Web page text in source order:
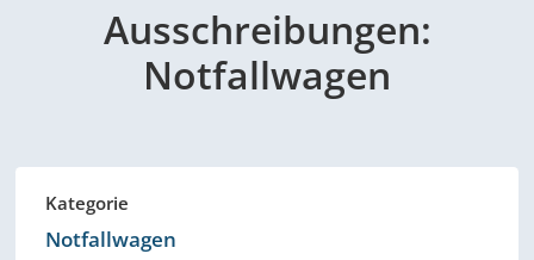
Ausschreibungen:
Notfallwagen
Kategorie
Notfallwagen